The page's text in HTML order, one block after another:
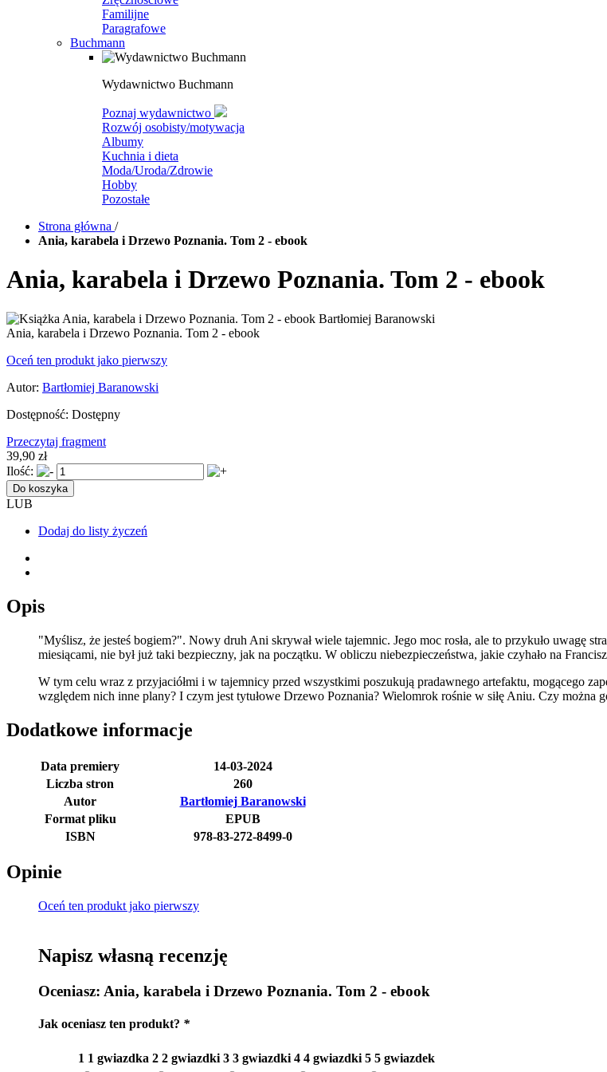
Familijne
Paragrafowe
Buchmann
Wydawnictwo Buchmann
Poznaj wydawnictwo
Rozwój osobisty/motywacja
Albumy
Kuchnia i dieta
Moda/Uroda/Zdrowie
Hobby
Pozostałe
Strona główna /
Ania, karabela i Drzewo Poznania. Tom 2 - ebook
Ania, karabela i Drzewo Poznania. Tom 2 - ebook
Ania, karabela i Drzewo Poznania. Tom 2 - ebook
Oceń ten produkt jako pierwszy
Autor: Bartłomiej Baranowski
Dostępność: Dostępny
Przeczytaj fragment
39,90 zł
Ilość:
Do koszyka
LUB
Dodaj do listy życzeń
Opis
"Myślisz, że jesteś bogiem?". Nowy druh Ani skrywał wiele tajemnic. Jego moc rosła, ale to przykuło uwagę
miesiącami, nie był już taki bezpieczny, jak na początku. W obliczu niebezpieczeństwa, jakie czyhało na
W tym celu wraz z przyjaciółmi i w tajemnicy przed wszystkimi poszukują pradawnego artefaktu, mogącego
względem nich inne plany? I czym jest tytułowe Drzewo Poznania? Wielomrok rośnie w siłę Aniu. Czy można
Dodatkowe informacje
Data premiery
14-03-2024
Liczba stron
260
Autor
Bartłomiej Baranowski
Format pliku
EPUB
ISBN
978-83-272-8499-0
Opinie
Oceń ten produkt jako pierwszy
Napisz własną recenzję
Oceniasz: Ania, karabela i Drzewo Poznania. Tom 2 - ebook
Jak oceniasz ten produkt? *
1 1 gwiazdka 2 2 gwiazdki 3 3 gwiazdki 4 4 gwiazdki 5 5 gwiazdek